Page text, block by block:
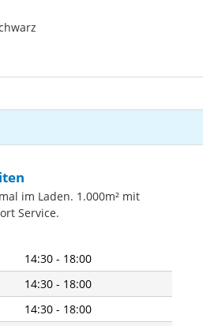
im Laden. 1.000m² mit
Service.
14:30 - 18:00
14:30 - 18:00
14:30 - 18:00